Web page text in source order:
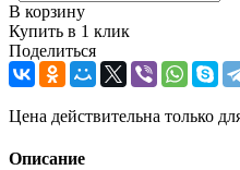
В корзину
Купить в 1 клик
Поделиться
Цена действительна только
Описание